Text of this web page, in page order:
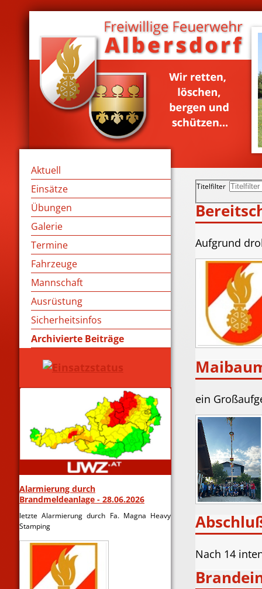
Aktuell
Einsätze
Übungen
Galerie
Termine
Fahrzeuge
Mannschaft
Ausrüstung
Sicherheitsinfos
Archivierte Beiträge
Alarmierung durch
Brandmeldeanlage - 28.06.2026
letzte Alarmierung durch Fa. Magna Heavy
Stamping
Titelfilter
Aufgrund
ein
Nach 14